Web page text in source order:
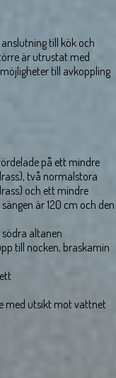
till kök och
är utrustat med
till avkoppling
på ett mindre
två normalstora
och ett mindre
är 120 cm och den
altanen
till nocken, braskamin
med utsikt mot vattnet